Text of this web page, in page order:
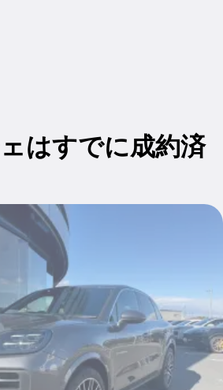
はすでに成約済